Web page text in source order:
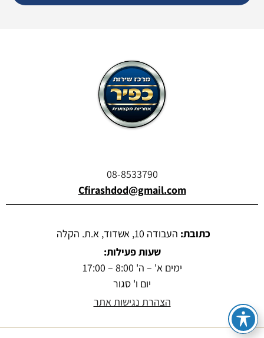
08-8533790
Cfirashdod@gmail.com
כתובת: העבודה 10, אשדוד, א.ת. הקלה
שעות פעילות:
ימים א' – ה' 8:00 – 17:00
יום ו' סגור
הצהרת נגישות אתר